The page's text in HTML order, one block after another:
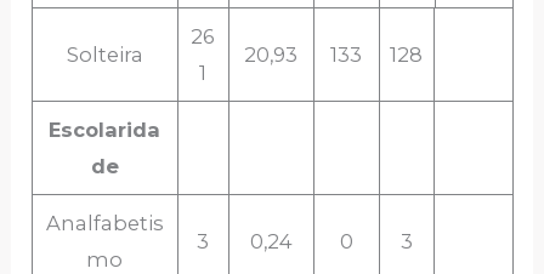
Solteira
26
1
20,93 133 128
Escolarida
de
Analfabetis
mo
3 0,24 0 3